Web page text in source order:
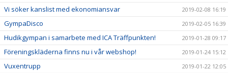
Vi söker kanslist med ekonomiansvar 2019-02-08 16:19
GympaDisco 2019-02-05 16:39
Hudikgympan i samarbete med ICA Träffpunkten! 2019-01-28 09:17
Föreningskläderna finns nu i vår webshop! 2019-01-24 15:12
Vuxentrupp 2019-01-22 12:05